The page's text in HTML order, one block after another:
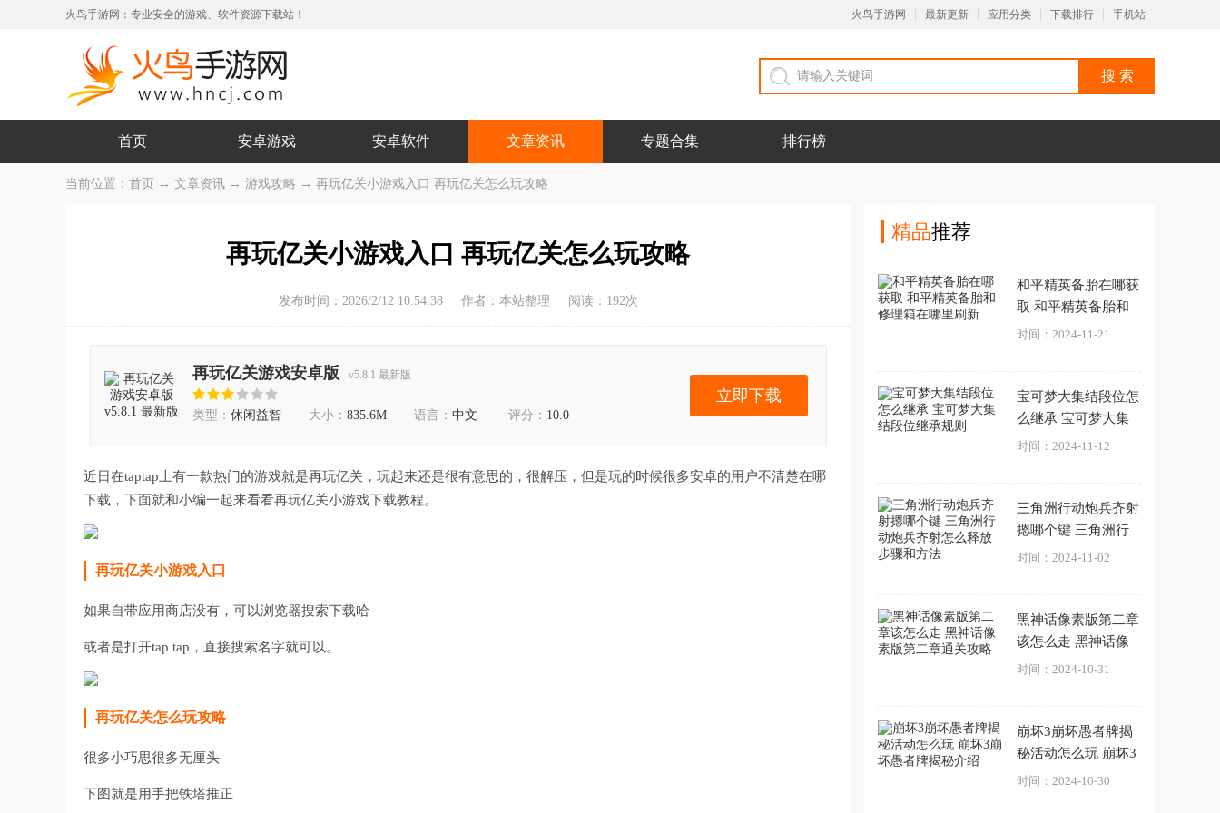
火鸟手游网：专业安全的游戏、软件资源下载站！ 火鸟手游网 最新更新 应用分类 下载排行 手机站
首页 安卓游戏 安卓软件 文章资讯 专题合集 排行榜
当前位置： 首页 → 文章资讯 → 游戏攻略 → 再玩亿关小游戏入口 再玩亿关怎么玩攻略
再玩亿关小游戏入口 再玩亿关怎么玩攻略
发布时间：2026/2/12 10:54:38 作者：本站整理 阅读： 192次
再玩亿关游戏安卓版 v5.8.1 最新版
类型： 休闲益智 大小： 835.6M 语言： 中文 评分： 10.0
立即下载
近日在taptap上有一款热门的游戏就是再玩亿关，玩起来还是很有意思的，很解压，但是玩的时候很多安卓的用户不清楚在哪
下载，下面就和小编一起来看看再玩亿关小游戏下载教程。
再玩亿关小游戏入口
如果自带应用商店没有，可以浏览器搜索下载哈
或者是打开tap tap，直接搜索名字就可以。
再玩亿关怎么玩攻略
很多小巧思很多无厘头
下图就是用手把铁塔推正
精品推荐
和平精英备胎在哪获
取 和平精英备胎和
修理箱在哪里刷新
时间：2024-11-21
宝可梦大集结段位怎
么继承 宝可梦大集
结段位继承规则
时间：2024-11-12
三角洲行动炮兵齐射
摁哪个键 三角洲行
动炮兵齐射怎么释放
时间：2024-11-02
黑神话像素版第二章
该怎么走 黑神话像
素版第二章通关攻略
时间：2024-10-31
崩坏3崩坏愚者牌揭
秘活动怎么玩 崩坏3
崩坏愚者牌揭秘介绍
时间：2024-10-30